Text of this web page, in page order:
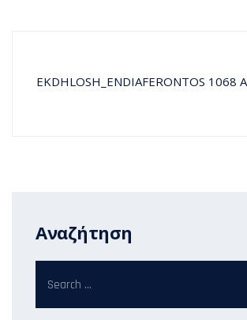
EKDHLOSH_ENDIAFERONTOS 1068
Αναζήτηση